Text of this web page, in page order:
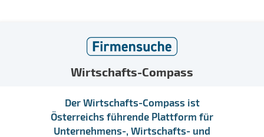
Wirtschafts-Compass
Der Wirtschafts-Compass ist
Österreichs führende Plattform für
Unternehmens-, Wirtschafts- und